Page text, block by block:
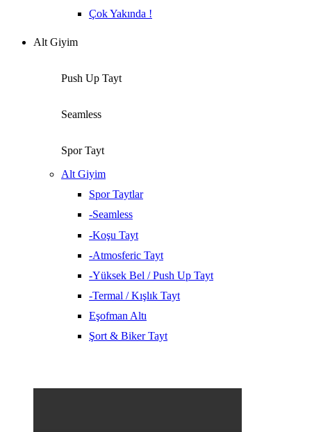
Çok Yakında !
Alt Giyim
Push Up Tayt
Seamless
Spor Tayt
Alt Giyim
Spor Taytlar
-Seamless
-Koşu Tayt
-Atmosferic Tayt
-Yüksek Bel / Push Up Tayt
-Termal / Kışlık Tayt
Eşofman Altı
Şort & Biker Tayt